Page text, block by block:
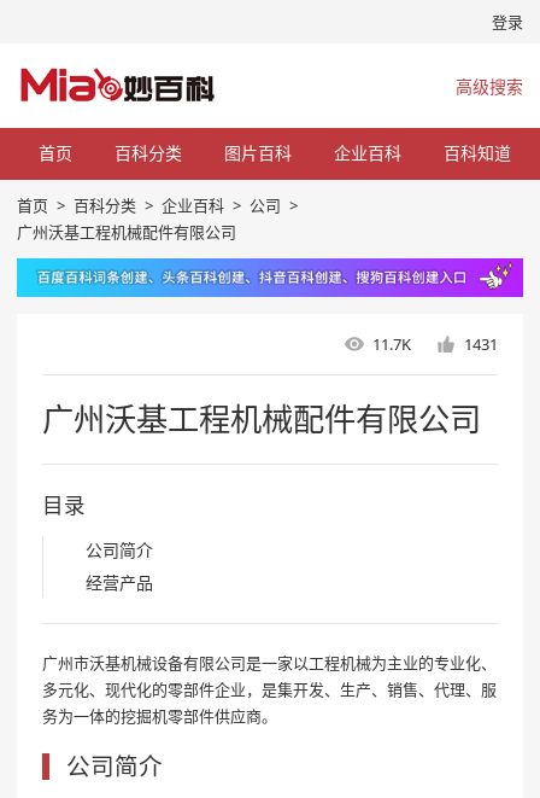
登录
高级搜索
首页 百科分类 图片百科 企业百科 百科知道
首页 > 百科分类 > 企业百科 > 公司 >
广州沃基工程机械配件有限公司
11.7K 1431
广州沃基工程机械配件有限公司
目录
公司简介
经营产品
广州市沃基机械设备有限公司是一家以工程机械为主业的专业化、
多元化、现代化的零部件企业，是集开发、生产、销售、代理、服
务为一体的挖掘机零部件供应商。
公司简介